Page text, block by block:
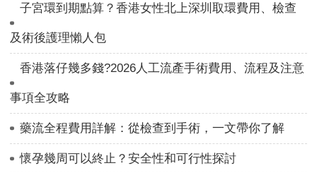
子宮環到期點算？香港女性北上深圳取環費用、檢查
及術後護理懶人包
香港落仔幾多錢?2026人工流產手術費用、流程及注意
事項全攻略
藥流全程費用詳解：從檢查到手術，一文帶你了解
懷孕幾周可以終止？安全性和可行性探討